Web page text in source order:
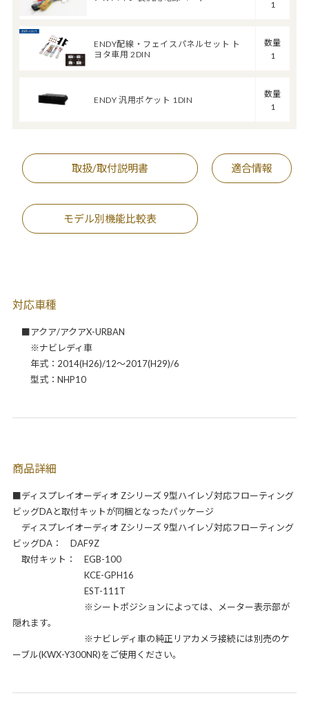
1
ENDY配線・フェイスパネルセット ト
ヨタ車用 2DIN
数量
1
ENDY 汎用ポケット 1DIN
数量
1
取扱/取付説明書 適合情報
モデル別機能比較表
対応車種
■アクア/アクアX-URBAN
※ナビレディ車
年式：2014(H26)/12～2017(H29)/6
型式：NHP10
商品詳細
■ディスプレイオーディオ Zシリーズ 9型ハイレゾ対応フローティング
ビッグDAと取付キットが同梱となったパッケージ
ディスプレイオーディオ Zシリーズ 9型ハイレゾ対応フローティング
ビッグDA： DAF9Z
取付キット： EGB-100
KCE-GPH16
EST-111T
※シートポジションによっては、メーター表示部が
隠れます。
※ナビレディ車の純正リアカメラ接続には別売のケ
ーブル(KWX-Y300NR)をご使用ください。